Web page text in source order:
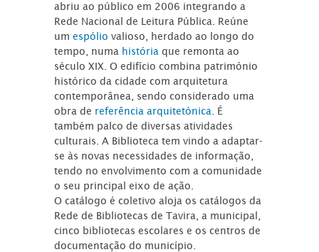
abriu ao público em 2006 integrando a
Rede Nacional de Leitura Pública. Reúne
umespóliovalioso, herdado ao longo do
tempo, numa história que remonta ao
século XIX. O edifício combina património
histórico da cidade com arquitetura
contemporânea, sendo considerado uma
obra de referência arquitetónica . É
também palco de diversas atividades
culturais. A Biblioteca tem vindo a adaptar-
se às novas necessidades de informação,
tendo no envolvimento com a comunidade
o seu principal eixo de ação.
O catálogo é coletivo aloja os catálogos da
Rede de Bibliotecas de Tavira, a municipal,
cinco bibliotecas escolares e os centros de
documentação do município.